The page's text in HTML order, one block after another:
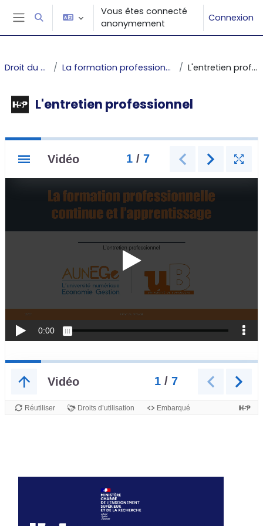
Passer au contenu principal
Panneau latéral
Activer/désactiver la saisie de recherche
Vous êtes connecté
anonymement
Connexion
Droit du travail La formation professionnelle continue L'entretien professionnel
L'entretien professionnel